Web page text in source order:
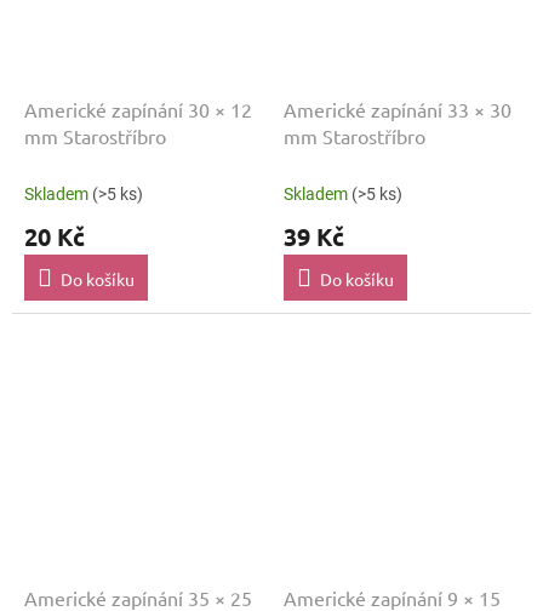
Americké zapínání 30 × 12
mm Starostříbro
Skladem (>5 ks)
20 Kč
Do košíku
Americké zapínání 33 × 30
mm Starostříbro
Skladem (>5 ks)
39 Kč
Do košíku
Americké zapínání 35 × 25
Americké zapínání 9 × 15